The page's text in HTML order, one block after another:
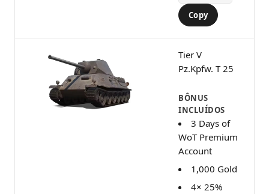
Copy
Tier V
Pz.Kpfw. T 25
BÔNUS
INCLUÍDOS
3 Days of
WoT Premium
Account
1,000 Gold
4× 25%